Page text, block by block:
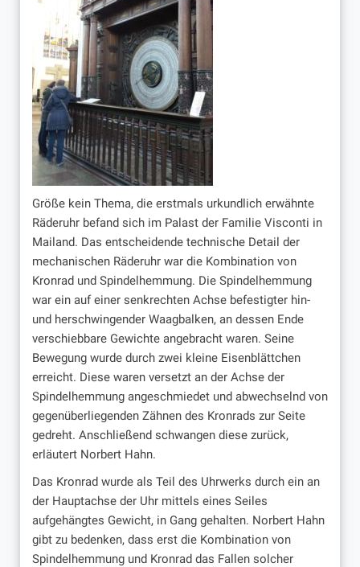
Größe kein Thema, die erstmals urkundlich erwähnte
Räderuhr befand sich im Palast der Familie Visconti in
Mailand. Das entscheidende technische Detail der
mechanischen Räderuhr war die Kombination von
Kronrad und Spindelhemmung. Die Spindelhemmung
war ein auf einer senkrechten Achse befestigter hin-
und herschwingender Waagbalken, an dessen Ende
verschiebbare Gewichte angebracht waren. Seine
Bewegung wurde durch zwei kleine Eisenblättchen
erreicht. Diese waren versetzt an der Achse der
Spindelhemmung angeschmiedet und abwechselnd von
gegenüberliegenden Zähnen des Kronrads zur Seite
gedreht. Anschließend schwangen diese zurück,
erläutert Norbert Hahn.
Das Kronrad wurde als Teil des Uhrwerks durch ein an
der Hauptachse der Uhr mittels eines Seiles
aufgehängtes Gewicht, in Gang gehalten. Norbert Hahn
gibt zu bedenken, dass erst die Kombination von
Spindelhemmung und Kronrad das Fallen solcher